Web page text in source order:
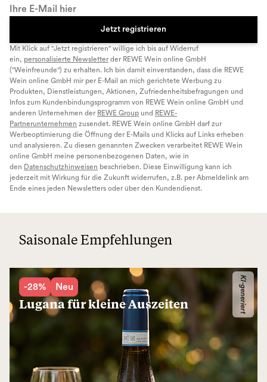
Ihre E-Mail hier
Jetzt registrieren
Mit Klick auf "Jetzt registrieren" willige ich bis auf Widerruf
ein, personalisierte Newsletter der REWE Wein online GmbH
("Weinfreunde") zu erhalten. Ich bin damit einverstanden, dass die REWE
Wein online GmbH mir per E-Mail an mich gerichtete Werbung zu
Produkten, Dienstleistungen, Aktionen, Zufriedenheitsbefragungen und
Infos zum Kundenbindungsprogramm von REWE Wein online GmbH und
anderen Unternehmen der REWE Group und REWE-
Partnerunternehmen zusendet. REWE Wein online GmbH darf zur
Werbeoptimierung die Öffnung der E-Mails und Klicks auf Links erheben
und analysieren. Zu diesen genannten Zwecken verarbeitet REWE Wein
online GmbH meine personenbezogenen Daten, wie in
den Datenschutzhinweisen beschrieben. Diese Einwilligung kann ich
jederzeit mit Wirkung für die Zukunft widerrufen, z.B. per Abmeldelink am
Ende eines jeden Newsletters oder über den Kundendienst.
Saisonale Empfehlungen
-28% Neu
Lugana für kleine Auszeiten KI-generiert